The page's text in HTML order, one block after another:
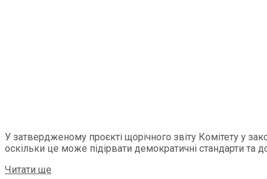
У затвердженому проєкті щорічного звіту Комітету у
оскільки це може підірвати демократичні стандарти та
Читати ще